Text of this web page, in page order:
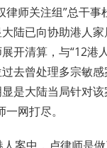
律师关注组”总干事
陆已向协助港人
开清算，与“12港
去曾处理多宗敏
是大陆当局针对
网打尽。